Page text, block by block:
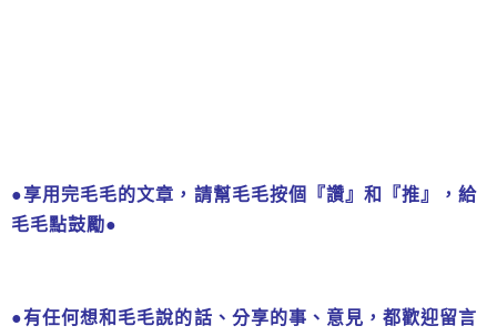
●享用完毛毛的文章，請幫毛毛按個『讚』和『推』，給
毛毛點鼓勵●
●有任何想和毛毛說的話、分享的事、意見，都歡迎留言